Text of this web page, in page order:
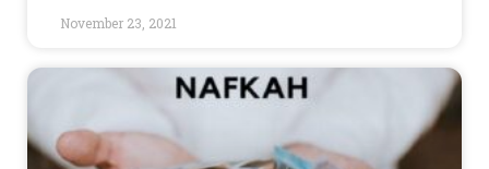
November 23, 2021